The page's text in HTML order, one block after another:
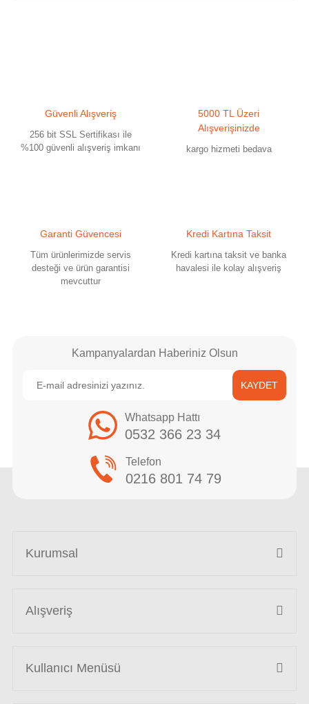
Ürün açıklamasında eksik bilgiler bulunuyor.
Ürün bilgilerinde hatalar bulunuyor.
Güvenli Alışveriş
256 bit SSL Sertifikası ile
%100 güvenli alışveriş imkanı
5000 TL Üzeri
Alışverişinizde
kargo hizmeti bedava
Garanti Güvencesi
Tüm ürünlerimizde servis
desteği ve ürün garantisi
mevcuttur
Kredi Kartına Taksit
Kredi kartına taksit ve banka
havalesi ile kolay alışveriş
Kampanyalardan Haberiniz Olsun
KAYDET
Whatsapp Hattı
0532 366 23 34
Telefon
0216 801 74 79
Kurumsal
Alışveriş
Kullanıcı Menüsü